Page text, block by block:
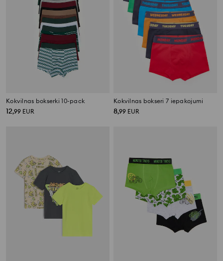
Kokvilnas bokserki 10-pack
12,99 EUR
Kokvilnas bokseri 7 iepakojumi
8,99 EUR